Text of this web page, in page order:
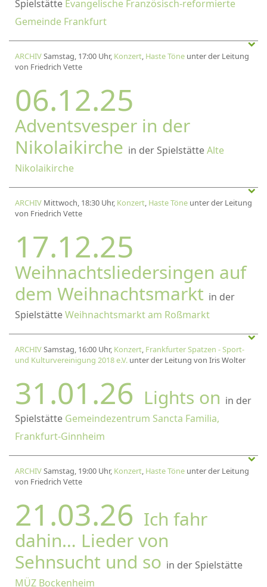
Spielstätte Evangelische Französisch-reformierte
Gemeinde Frankfurt
ARCHIVSamstag, 17:00 Uhr, Konzert, Haste Töne unter der Leitung
von Friedrich Vette
06.12.25
Adventsvesper in der
Nikolaikirche in der SpielstätteAlte
Nikolaikirche
ARCHIV Mittwoch, 18:30 Uhr, Konzert, Haste Töne unter der Leitung
von Friedrich Vette
17.12.25
Weihnachtsliedersingen auf
dem Weihnachtsmarkt in der
SpielstätteWeihnachtsmarkt am Roßmarkt
ARCHIVSamstag, 16:00 Uhr, Konzert, Frankfurter Spatzen - Sport-
und Kulturvereinigung 2018 e.V. unter der Leitung von Iris Wolter
31.01.26 Lights on in der
Spielstätte Gemeindezentrum Sancta Familia,
Frankfurt-Ginnheim
ARCHIVSamstag, 19:00 Uhr, Konzert, Haste Töne unter der Leitung
von Friedrich Vette
21.03.26 Ich fahr
dahin… Lieder von
Sehnsucht und so in der Spielstätte
MÜZ Bockenheim